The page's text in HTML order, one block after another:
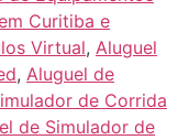
Curitiba e
Virtual, Aluguel
, Aluguel de
de Corrida
de Simulador de